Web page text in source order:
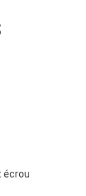
écrou